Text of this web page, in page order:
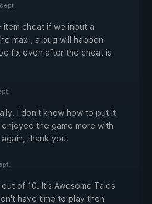
cheat if we input a
max , a bug will happen
fix even after the cheat is
I don't know how to put it
the game more with
thank you.
of 10. It's Awesome Tales
have time to play then